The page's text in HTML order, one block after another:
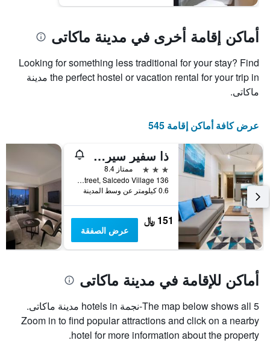
أماكن إقامة أخرى في مدينة ماكاتى
Looking for something less traditional for your stay? Find
the perfect hostel or vacation rental for your trip in مدينة
ماكاتى.
عرض كافة أماكن إقامة 545
ذا سفير سيرفيسد ريزيدينسيز مانيجد باي إتش آي آي
3 نجوم
ممتاز 8.4
136 Valero Street, Salcedo Village, مدينة ماكاتى, الفلبين
0.6 كيلومتر عن وسط المدينة
151 ﷼
عرض الصفقة
أماكن للإقامة في مدينة ماكاتى
The map below shows all 5-نجمة hotels in مدينة ماكاتى.
Zoom in to find popular attractions and click on a nearby
hotel for more information about the property.